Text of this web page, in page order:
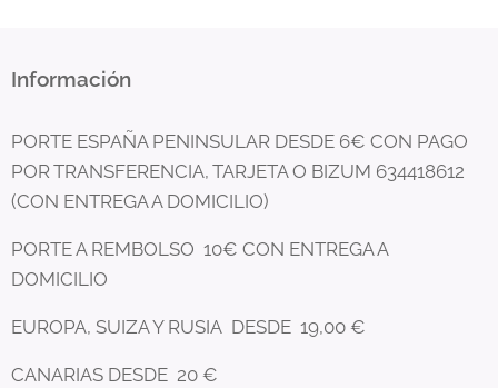
Información
PORTE ESPAÑA PENINSULAR DESDE 6€ CON PAGO
POR TRANSFERENCIA, TARJETA O BIZUM 634418612
(CON ENTREGA A DOMICILIO)
PORTE A REMBOLSO 10€ CON ENTREGA A
DOMICILIO
EUROPA, SUIZA Y RUSIA DESDE 19,00 €
CANARIAS DESDE 20 €